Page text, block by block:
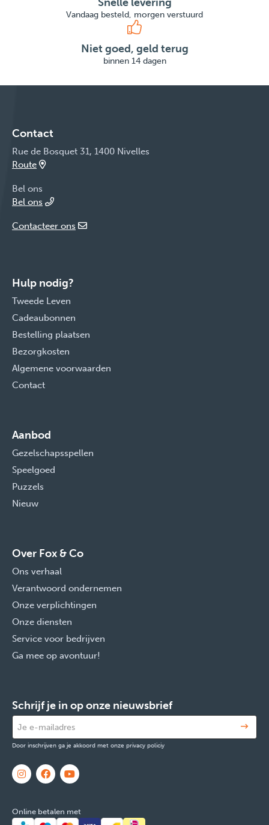
Vandaag besteld, morgen verstuurd
Niet goed, geld terug
binnen 14 dagen
Contact
Rue de Bosquet 31, 1400 Nivelles
Route
Bel ons
Bel ons
Contacteer ons
Hulp nodig?
Tweede Leven
Cadeaubonnen
Bestelling plaatsen
Bezorgkosten
Algemene voorwaarden
Contact
Aanbod
Gezelschapsspellen
Speelgoed
Puzzels
Nieuw
Over Fox & Co
Ons verhaal
Verantwoord ondernemen
Onze verplichtingen
Onze diensten
Service voor bedrijven
Ga mee op avontuur!
Schrijf je in op onze nieuwsbrief
Door inschrijven ga je akkoord met onze privacy policiy
Online betalen met